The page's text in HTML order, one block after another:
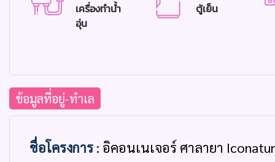
เครื่องทำน้ำ
อุ่น
ตู้เย็น
ข้อมูลที่อยู่-ทำเล
ชื่อโครงการ : อิคอนเนเจอร์ ศาลายา